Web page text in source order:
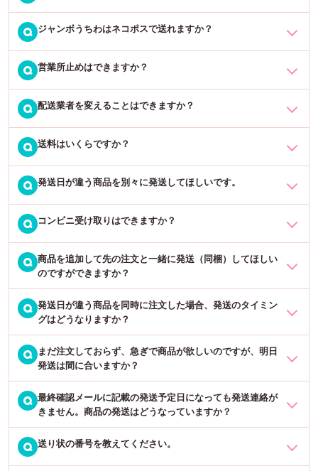
ただきます。
・ご注文商品と届いた商品が異なっている場合
・破損している商品（破損があった場合は、まず配送業者様へご連
絡いただきますようお願いいたします）
お手数をおかけしますが、商品到着後7日以内に弊社までご連絡をお
願いいたします。
収書」を商品に同封しております。（ご注文者様と送付先が異なる
場合は、金額の記載がない「納品書兼領収書」を同封します）
額の分かるものは入れないでほしい」とご記載の上、ご注文確定を
お願いいたします。
申し訳ございません。当店では、すべてのお客様により良い商品を
最短でお届けするため、全商品の発送スケジュールを固定しており
ます。そのため、発送予定日を早めることはできません。
Q ジャンボうちわはネコポスで送れますか？
ジャンボうちわは、1本でもネコポスでの発送はできません。ネコポ
スは、角型A4サイズ(31.2cm×22.8cm)以内と決められております。
ジャンボうちわの大きさは縦約42cm横約30cmありますので、大き
さの関係で発送できません。
りとした段ボールに梱包した状態で発送いたしますので、ご安心く
ださいませ。
Q 営業所止めはできますか？
【宅配便】佐川急便の営業所のみ可能です。
【メール便】できません。
※支払方法「コンビニ後払い」不可。
してご注文をお願いいたします。
・氏名 → お客様氏名
・住所 → ご希望の営業所の住所を登録＋「佐川急便 ○○営業所
受け取り」
・お電話番号 → お客様のお電話番号
Q 配送業者を変えることはできますか？
配送業者については下記の通りです。
・【宅配便】佐川急便
・【メール便】ヤマト運輸（ネコポス）もしくは日本郵便（クロネ
コゆうパケット）
宅配便の商品を佐川急便からヤマト運輸へ変更することも可能です
が、別途手数料が必要となります。ご希望の場合はお問い合わせ下
さいませ。
Q 送料はいくらですか？
お届け先により変わります。「ご利用ガイド →」をご確認くださ
い。
Q 発送日が違う商品を別々に発送してほしいです。
ご注文手続きページの「通信欄」に、「同梱はせずに最短で発送を
希望」とコメントの上、別々にご注文確定いただきましたら、ご注
文ごとに商品を発送させていただきます。
発送日が違う商品を同時にご注文いただいた場合は、発送日の遅い
商品に合わせて、まとめて発送いたします。また、通信欄にコメン
トがない場合は通常同梱いたしますので、発送が遅れます。
Q コンビニ受け取りはできますか？
大変申し訳ございませんが、当店ではコンビニ受け取りに対応して
おりません。宅配便の場合は、佐川急便の営業所でのお受け取りが
可能です。（メール便の場合は営業所止めができかねます）
ただし、お支払い方法が「コンビニ後払い」の場合は営業所受け取
りをご利用いただけません。
Q 商品を追加して先の注文と一緒に発送（同梱）してほしい
のですができますか？
通常はお支払い方法が同じで、同一日でのご注文は同梱発送いたし
ますが、ご注文日が同じ日であっても同梱されない場合がございま
す。
確実に同梱発送をご希望のお客様は、ご注文手続きページの「通信
欄」に、「同梱希望」のコメントをお願いいたします。同梱を希望
されないお客様も同様に「通信欄」にその旨コメントをお願いいた
します。
Q 発送日が違う商品を同時に注文した場合、発送のタイミン
グはどうなりますか？
全ての商品ができあがってからの出荷となります。翌営業日出荷商
品だけ早く発送をご希望の場合は、商品を分けてそれぞれご注文確
定をお願いいたします。ご注文の際は必ず通信欄へ「同梱はせずに
最短で発送を希望」とコメントをお願いいたします。
Q まだ注文しておらず、急ぎで商品が欲しいのですが、明日
発送は間に合いますか？
ご注文・ご入金確認後に、商品の作成に入ります。まずは発送日を
以下よりご確認いただき、ご注文をお願いいたします。「
こちら →」
基本的には翌営業日出荷の商品が多いため、ほとんどの場合間に合
Q 最終確認メールに記載の発送予定日になっても発送連絡が
きません。商品の発送はどうなっていますか？
発送連絡のメールは、発送日の夕方（15時〜17時）
にお送りいたし
ますので、今しばらくお待ちくださいませ。
Q 送り状の番号を教えてください。